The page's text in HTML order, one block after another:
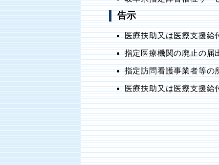
告示
医療扶助又は医療支援
指定医療機関の廃止の
指定訪問看護事業者等
医療扶助又は医療支援